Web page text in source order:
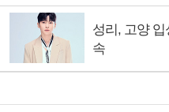
성리, 고양
속